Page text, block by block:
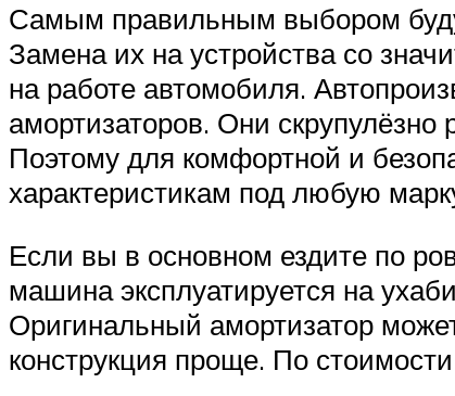
Самым правильным выбором
Замена их на устройства со
на работе автомобиля.
амортизаторов. Они
Поэтому для комфортной и
характеристикам под любую
Если вы в основном ездите по
машина эксплуатируется на
Оригинальный амортизатор
конструкция проще. По